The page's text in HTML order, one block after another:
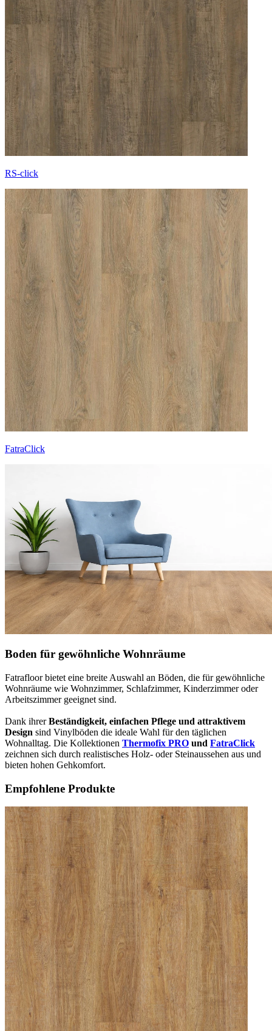
RS-click
FatraClick
Boden für gewöhnliche Wohnräume
Fatrafloor bietet eine breite Auswahl an Böden, die für gewöhnliche
Wohnräume wie Wohnzimmer, Schlafzimmer, Kinderzimmer oder
Arbeitszimmer geeignet sind.
Dank ihrerBeständigkeit, einfachen Pflege und attraktivem
Design sind Vinylböden die ideale Wahl für den täglichen
Wohnalltag. Die Kollektionen Thermofix PRO und FatraClick
zeichnen sich durch realistisches Holz- oder Steinaussehen aus und
bieten hohen Gehkomfort.
Empfohlene Produkte